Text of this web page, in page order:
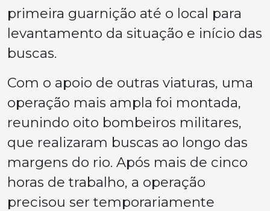
primeira guarnição até o local para
levantamento da situação e início das
buscas.
Com o apoio de outras viaturas, uma
operação mais ampla foi montada,
reunindo oito bombeiros militares,
que realizaram buscas ao longo das
margens do rio. Após mais de cinco
horas de trabalho, a operação
precisou ser temporariamente